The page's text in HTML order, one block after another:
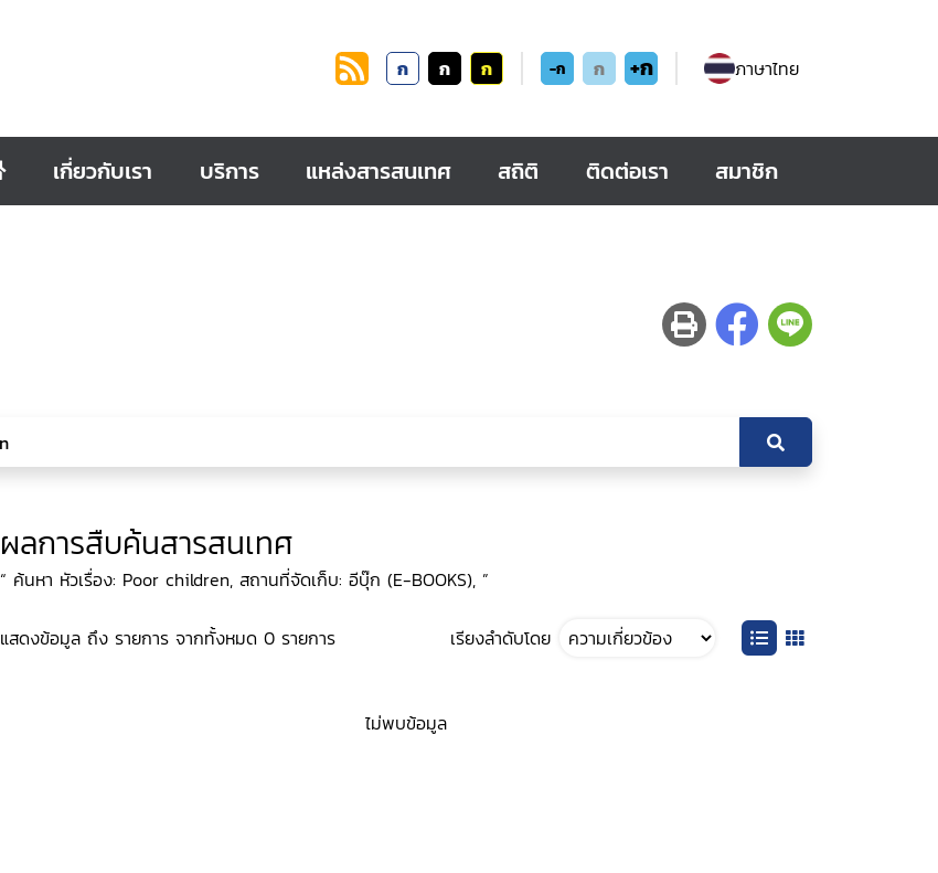
ก ก ก -ก ก +ก ภาษาไทย
เกี่ยวกับเรา บริการ แหล่งสารสนเทศ สถิติ ติดต่อเรา สมาชิก
ผลการสืบค้นสารสนเทศ
“ ค้นหา หัวเรื่อง: Poor children, สถานที่จัดเก็บ: อีบุ๊ก (E-BOOKS), ”
แสดงข้อมูล ถึง รายการ จากทั้งหมด 0 รายการ เรียงลำดับโดย
ไม่พบข้อมูล